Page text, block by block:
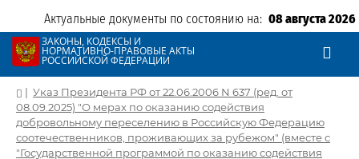
Актуальные документы по состоянию на: 08 августа 2026
ЗАКОНЫ, КОДЕКСЫ И
НОРМАТИВНО-ПРАВОВЫЕ АКТЫ
РОССИЙСКОЙ ФЕДЕРАЦИИ
| Указ Президента РФ от 22.06.2006 N 637 (ред. от
08.09.2025) "О мерах по оказанию содействия
добровольному переселению в Российскую Федерацию
соотечественников, проживающих за рубежом" (вместе с
"Государственной программой по оказанию содействия